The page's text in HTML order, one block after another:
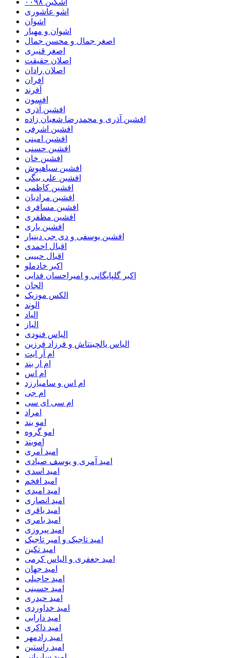
اشو عاشوری
اشوان
اشوان و مهیار
اصغر جمال و محسن جمال
اصغر قنبری
اصلان حقیقت
اصلان رادان
افران
اَفرند
افسون
افشین آذری
افشین آذری و محمدرضا شعبان زاده
افشین اشرفی
افشین امینی
افشین حسنی
افشین خان
افشین سیاهپوش
افشین علی بیگی
افشین کاظمی
افشین مرادیان
افشین مسافری
افشین مظفری
افشین یاری
افشین یوسفی و دی جی دینیار
اقبال احمدی
اقبال حبیبی
اکبر خادملو
اکبر گلپایگانی و امیراحسان فدایی
الجان
الکس موزیک
الوند
الیاد
الیاز
الیاس فنودی
الیاس یالچینتاش و فرزاد فرزین
ام آر ایت
ام‌ ار بند
ام اس
ام اس و سامیارزد
ام جی
ام سی ای سی
امراد
امو بند
امو گروه
اموبند
امید آمری
امید آمری و یوسف صیادی
امید اسدی
امید افخم
امید امیدی
امید انصاری
امید باقری
امید بامری
امید پیروزی
امید تاجیک و امیر تاجیک
امید تکین
امید جعفری و الیاس کرمی
امید جهان
امید حاجیلی
امید حسینی
امید حیدری
امید خداوردی
امید دارابی
امید ذاکری
امید رادمهر
امید راستین